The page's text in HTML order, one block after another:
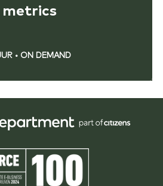
metrics
• ON DEMAND